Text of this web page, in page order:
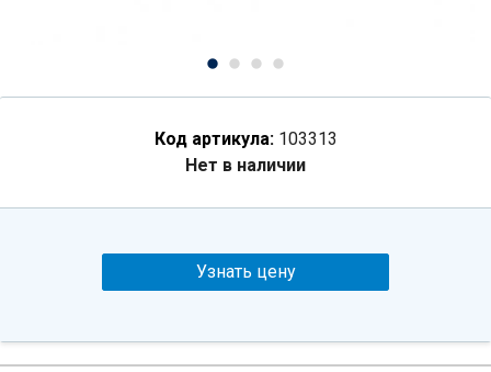
Код артикула: 103313
Нет в наличии
Узнать цену